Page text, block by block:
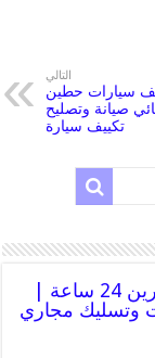
التالي
سيارات حطين
اخصائي صيانة وتصليح
تكييف سيارة
رقم فني صحي سباك القرين 24 ساعة |